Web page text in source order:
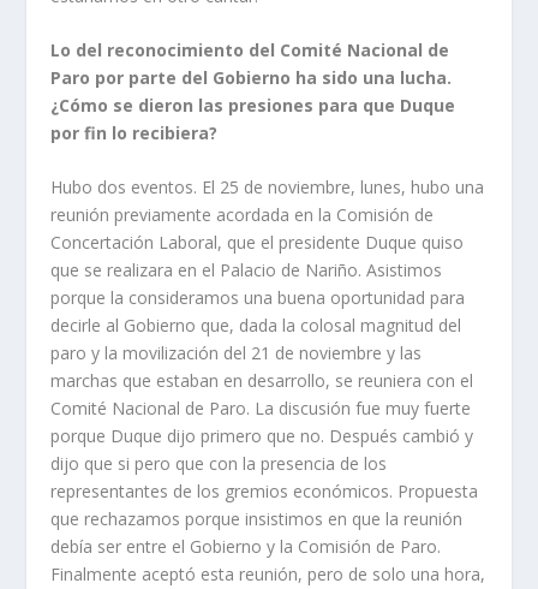
Lo del reconocimiento del Comité Nacional de
Paro por parte del Gobierno ha sido una lucha.
¿Cómo se dieron las presiones para que Duque
por fin lo recibiera?
Hubo dos eventos. El 25 de noviembre, lunes, hubo una
reunión previamente acordada en la Comisión de
Concertación Laboral, que el presidente Duque quiso
que se realizara en el Palacio de Nariño. Asistimos
porque la consideramos una buena oportunidad para
decirle al Gobierno que, dada la colosal magnitud del
paro y la movilización del 21 de noviembre y las
marchas que estaban en desarrollo, se reuniera con el
Comité Nacional de Paro. La discusión fue muy fuerte
porque Duque dijo primero que no. Después cambió y
dijo que si pero que con la presencia de los
representantes de los gremios económicos. Propuesta
que rechazamos porque insistimos en que la reunión
debía ser entre el Gobierno y la Comisión de Paro.
Finalmente aceptó esta reunión, pero de solo una hora,